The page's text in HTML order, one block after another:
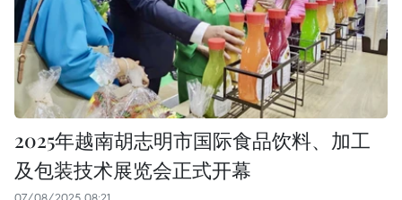
2025年越南胡志明市国际食品饮料、加工
及包装技术展览会正式开幕